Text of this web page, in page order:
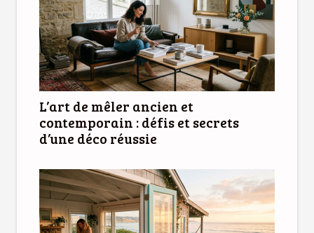
L’art de mêler ancien et
contemporain : défis et secrets
d’une déco réussie